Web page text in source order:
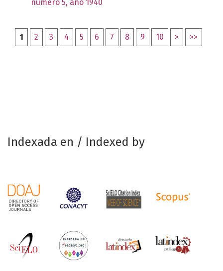
número 5, año 1940
1 2 3 4 5 6 7 8 9 10 > >>
Indexada en / Indexed by